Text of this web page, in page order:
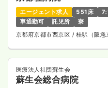
エージェント求人 551床
車通勤可
託児所
寮
京都府京都市西京区 / 桂駅（阪急
医療法人社団蘇生会
蘇生会総合病院